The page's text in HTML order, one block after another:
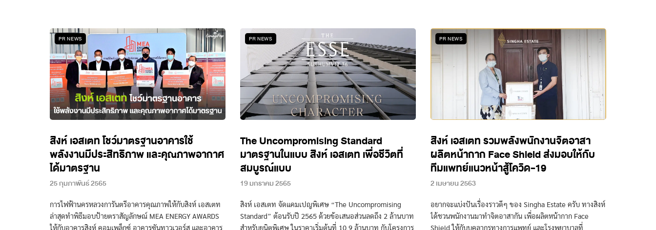
PR NEWS
สิงห์ เอสเตท โชว์มาตรฐานอาคารใช้
พลังงานมีประสิทธิภาพ และคุณภาพอากาศ
ได้มาตรฐาน
25 กุมภาพันธ์ 2565
การไฟฟ้านครหลวงการันตรีอาคารคุณภาพให้กับสิงห์ เอสเตท
ล่าสุดทำพิธีมอบป้ายตราสัญลักษณ์ MEA ENERGY AWARDS
ให้กับอาคารสิงห์ คอมเพล็กซ์ อาคารซันทาวเวอร์ส และอาคาร
PR NEWS
The Uncompromising Standard
มาตรฐานในแบบ สิงห์ เอสเตท เพื่อชีวิตที่
สมบูรณ์แบบ
19 มกราคม 2565
สิงห์ เอสเตท จัดแคมเปญพิเศษ “The Uncompromising
Standard” ต้อนรับปี 2565 ด้วยข้อเสนอส่วนลดถึง 2 ล้านบาท
สำหรับยูนิตพิเศษ ในราคาเริ่มต้นที่ 10.9 ล้านบาท กับโครงการ
PR NEWS
สิงห์ เอสเตท รวมพลังพนักงานจิตอาสา
ผลิตหน้ากาก Face Shield ส่งมอบให้กับ
ทีมแพทย์แนวหน้าสู้โควิด-19
2 เมษายน 2563
อยากจะแบ่งปันเรื่องราวดีๆ ของ Singha Estate ครับ ทางสิงห์
ได้ชวนพนักงานมาทำจิตอาสากัน เพื่อผลิตหน้ากาก Face
Shield ให้กับบุคลากรทางการแพทย์ และโรงพยาบาลที่